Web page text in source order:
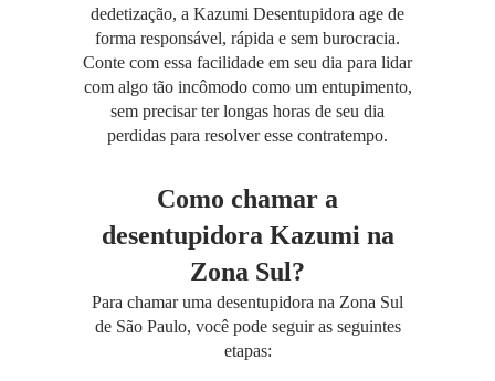
dedetização, a Kazumi Desentupidora age de
forma responsável, rápida e sem burocracia.
Conte com essa facilidade em seu dia para lidar
com algo tão incômodo como um entupimento,
sem precisar ter longas horas de seu dia
perdidas para resolver esse contratempo.
Como chamar a
desentupidora Kazumi na
Zona Sul?
Para chamar uma desentupidora na Zona Sul
de São Paulo, você pode seguir as seguintes
etapas: